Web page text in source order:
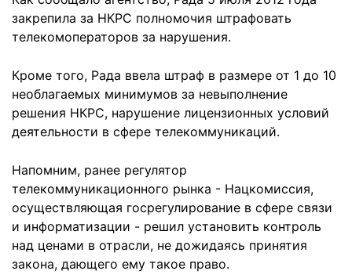
закрепила за НКРС полномочия штрафовать
телекомоператоров за нарушения.
Кроме того, Рада ввела штраф в размере от 1 до 10
необлагаемых минимумов за невыполнение
решения НКРС, нарушение лицензионных условий
деятельности в сфере телекоммуникаций.
Напомним, ранее регулятор
телекоммуникационного рынка - Нацкомиссия,
осуществляющая госрегулирование в сфере связи
и информатизации - решил установить контроль
над ценами в отрасли, не дожидаясь принятия
закона, дающего ему такое право.